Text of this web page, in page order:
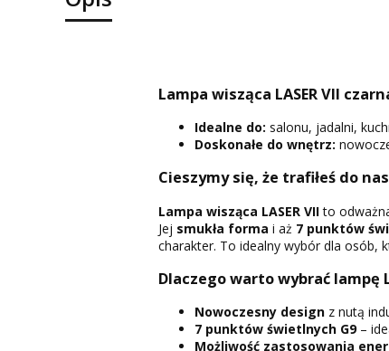
Lampa wisząca LASER VII
Idealne do: salonu, jadalni,
Doskonałe do wnętrz:
Cieszymy się, że trafiłeś do
Lampa wisząca LASER VIIto
Jej smukła forma i aż 7 punktów
charakter. To idealny wybór dla osób,
Dlaczego warto wybrać lampę
Nowoczesny designz nutą
7 punktów świetlnych G9–
Możliwość zastosowania